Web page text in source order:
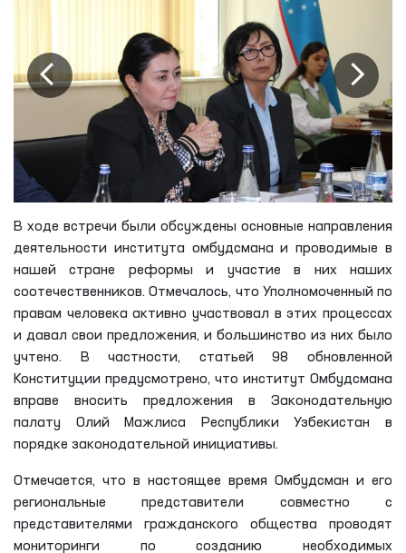
В ходе встречи были обсуждены основные направления
деятельности института омбудсмана и проводимые в
нашей стране реформы и участие в них наших
соотечественников. Отмечалось, что Уполномоченный по
правам человека активно участвовал в этих процессах
и давал свои предложения, и большинство из них было
учтено. В частности, статьей 98 обновленной
Конституции предусмотрено, что институт Омбудсмана
вправе вносить предложения в Законодательную
палату Олий Мажлиса Республики Узбекистан в
порядке законодательной инициативы.
Отмечается, что в настоящее время Омбудсман и его
региональные представители совместно с
представителями гражданского общества проводят
мониторинги по созданию необходимых